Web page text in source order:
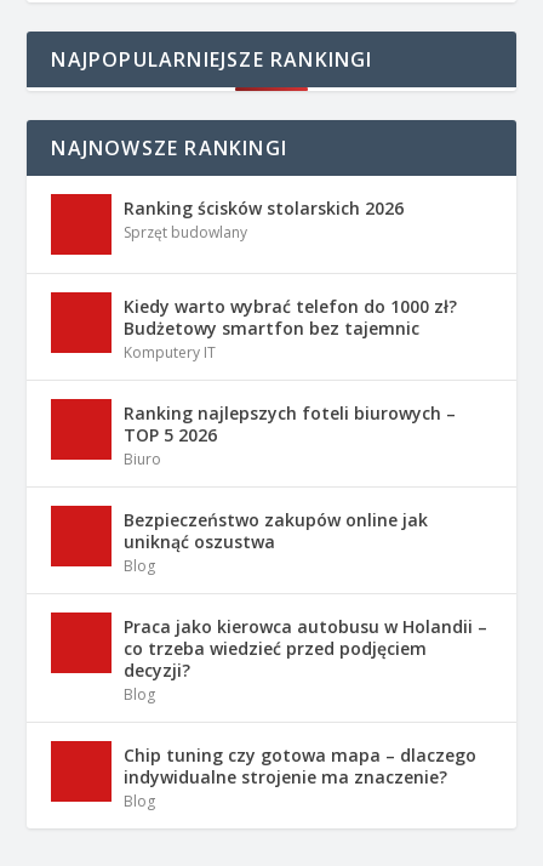
NAJPOPULARNIEJSZE RANKINGI
NAJNOWSZE RANKINGI
Ranking ścisków stolarskich 2026
Sprzęt budowlany
Kiedy warto wybrać telefon do 1000 zł?
Budżetowy smartfon bez tajemnic
Komputery IT
Ranking najlepszych foteli biurowych –
TOP 5 2026
Biuro
Bezpieczeństwo zakupów online jak
uniknąć oszustwa
Blog
Praca jako kierowca autobusu w Holandii –
co trzeba wiedzieć przed podjęciem
decyzji?
Blog
Chip tuning czy gotowa mapa – dlaczego
indywidualne strojenie ma znaczenie?
Blog